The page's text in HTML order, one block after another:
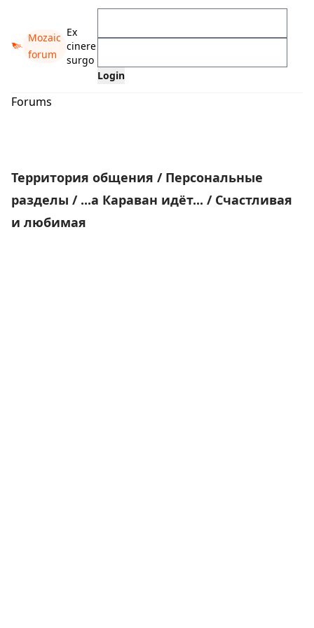
Mozaic
forum
Ex
cinere
surgo
Forums
Территория общения / Персональные
разделы / ...а Караван идёт... / Счастливая
и любимая